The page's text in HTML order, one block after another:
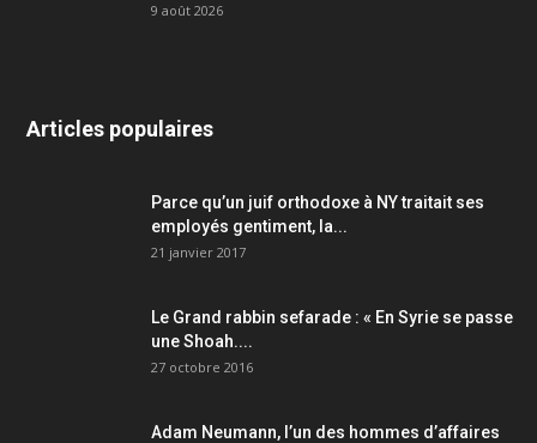
9 août 2026
Articles populaires
Parce qu’un juif orthodoxe à NY traitait ses
employés gentiment, la...
21 janvier 2017
Le Grand rabbin sefarade : « En Syrie se passe
une Shoah....
27 octobre 2016
Adam Neumann, l’un des hommes d’affaires